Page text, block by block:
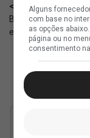
< Anterior
BdC: Pedrinho é
em relação a outros
Alguns
com base no
as opções
página ou no
consentimento